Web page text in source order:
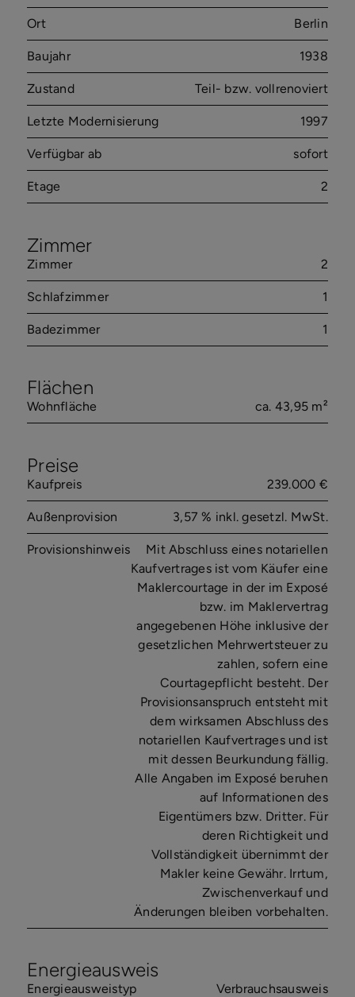
Ort Berlin
Baujahr 1938
Zustand Teil- bzw. vollrenoviert
Letzte Modernisierung 1997
Verfügbar ab sofort
Etage 2
Zimmer
Zimmer 2
Schlafzimmer 1
Badezimmer 1
Flächen
Wohnfläche ca. 43,95 m²
Preise
Kaufpreis 239.000 €
Außenprovision 3,57 % inkl. gesetzl. MwSt.
Provisionshinweis
Mit Abschluss eines notariellen
Kaufvertrages ist vom Käufer eine
Maklercourtage in der im Exposé
bzw. im Maklervertrag
angegebenen Höhe inklusive der
gesetzlichen Mehrwertsteuer zu
zahlen, sofern eine
Courtagepflicht besteht. Der
Provisionsanspruch entsteht mit
dem wirksamen Abschluss des
notariellen Kaufvertrages und ist
mit dessen Beurkundung fällig.
Alle Angaben im Exposé beruhen
auf Informationen des
Eigentümers bzw. Dritter. Für
deren Richtigkeit und
Vollständigkeit übernimmt der
Makler keine Gewähr. Irrtum,
Zwischenverkauf und
Änderungen bleiben vorbehalten.
Energieausweis
Energieausweistyp Verbrauchsausweis